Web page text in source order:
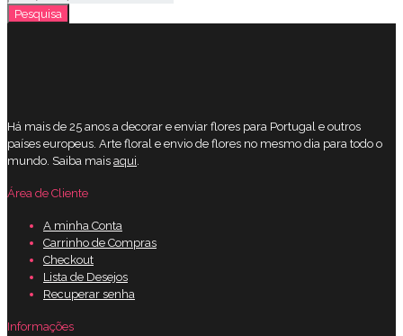
por:
Pesquisa
Há mais de 25 anos a decorar e enviar flores para Portugal e outros
países europeus. Arte floral e envio de flores no mesmo dia para todo o
mundo. Saiba mais aqui
Área de Cliente
A minha Conta
Carrinho de Compras
Checkout
Lista de Desejos
Recuperar senha
Informações